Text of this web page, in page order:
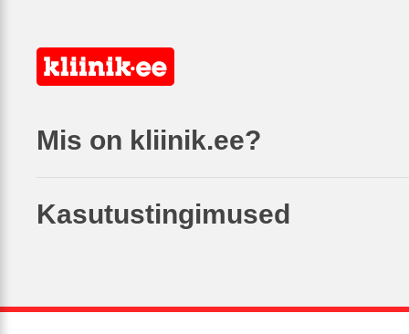
Mis on kliinik.ee?
Kasutustingimused